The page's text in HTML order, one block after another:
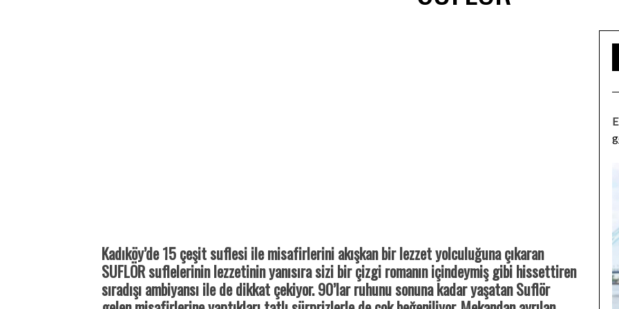
Kadıköy’de 15 çeşit suflesi ile misafirlerini akışkan bir lezzet yolculuğuna çıkaran
SUFLÖR suflelerinin lezzetinin yanısıra sizi bir çizgi romanın içindeymiş gibi hissettiren
sıradışı ambiyansı ile de dikkat çekiyor. 90’lar ruhunu sonuna kadar yaşatan Suflör